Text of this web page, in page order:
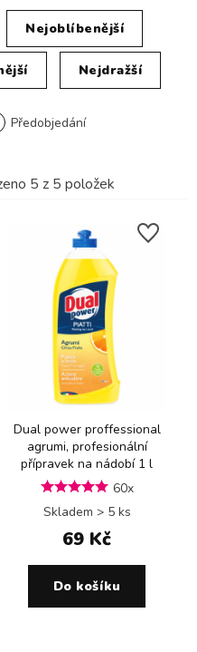
Nejoblíbenější
Nejdražší
Předobjedání
5 z 5 položek
Dual power proffessional
agrumi, profesionální
přípravek na nádobí 1 l
60x
Skladem > 5 ks
69 Kč
Do košíku